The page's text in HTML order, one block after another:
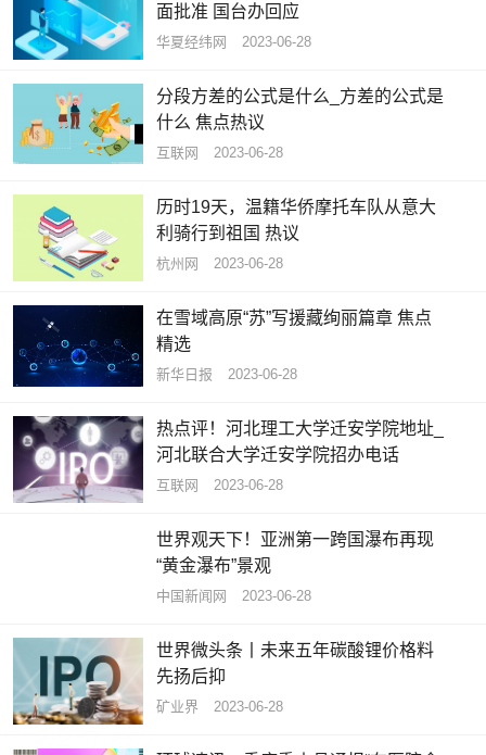
面批准 国台办回应
华夏经纬网 2023-06-28
分段方差的公式是什么_方差的公式是
什么 焦点热议
互联网 2023-06-28
历时19天，温籍华侨摩托车队从意大
利骑行到祖国 热议
杭州网 2023-06-28
在雪域高原“苏”写援藏绚丽篇章 焦点
精选
新华日报 2023-06-28
热点评！河北理工大学迁安学院地址_
河北联合大学迁安学院招办电话
互联网 2023-06-28
世界观天下！亚洲第一跨国瀑布再现
“黄金瀑布”景观
中国新闻网 2023-06-28
世界微头条丨未来五年碳酸锂价格料
先扬后抑
矿业界 2023-06-28